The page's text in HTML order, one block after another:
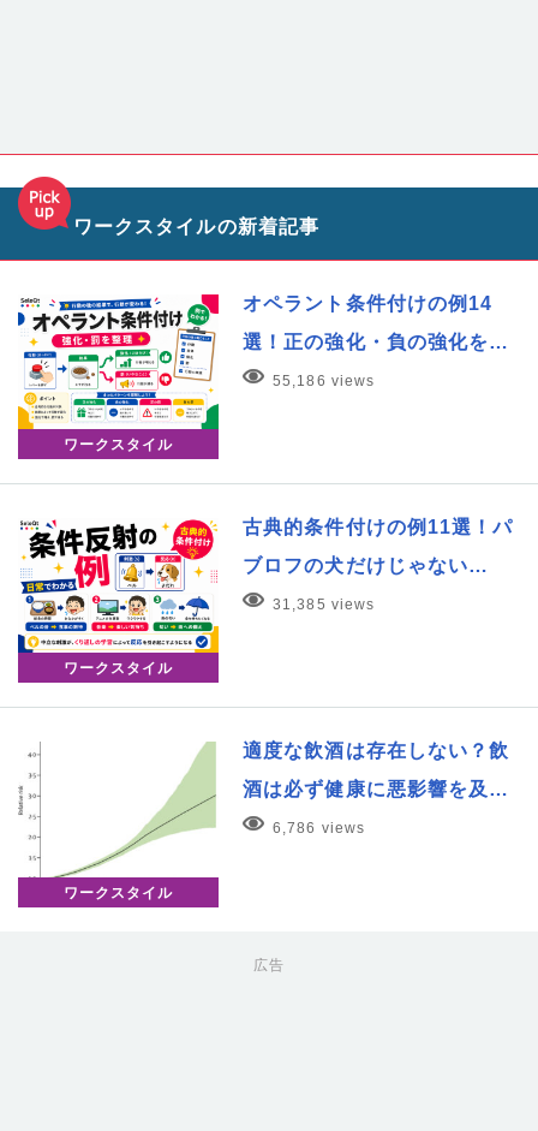
ワークスタイルの新着記事
ワークスタイル
オペラント条件付けの例14
選！正の強化・負の強化を…
55,186 views
ワークスタイル
古典的条件付けの例11選！パ
ブロフの犬だけじゃない…
31,385 views
ワークスタイル
適度な飲酒は存在しない？飲
酒は必ず健康に悪影響を及…
6,786 views
広告